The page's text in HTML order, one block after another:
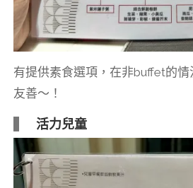
有提供素食選項，在非buffet的
友善～！
活力兒童